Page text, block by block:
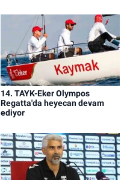
14. TAYK-Eker Olympos
Regatta'da heyecan devam
ediyor